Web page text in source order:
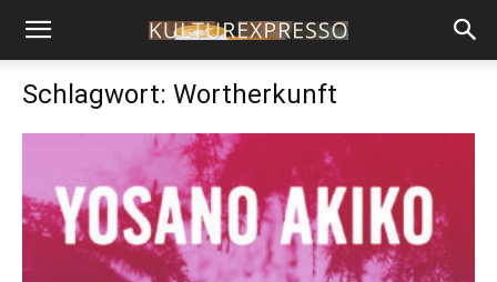
Schlagwort: Wortherkunft